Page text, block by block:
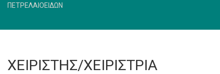
ΠΕΤΡΕΛΑΙΟΕΙΔΩΝ
ΧΕΙΡΙΣΤΗΣ/ΧΕΙΡΙΣΤΡΙΑ